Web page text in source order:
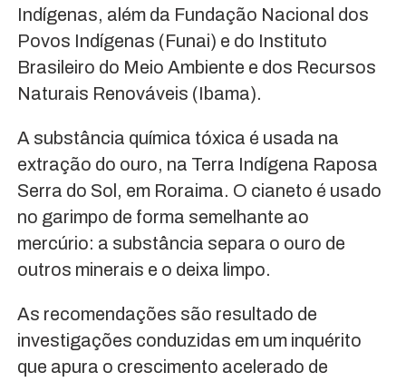
Indígenas, além da Fundação Nacional dos
Povos Indígenas (Funai) e do Instituto
Brasileiro do Meio Ambiente e dos Recursos
Naturais Renováveis (Ibama).
A substância química tóxica é usada na
extração do ouro, na Terra Indígena Raposa
Serra do Sol, em Roraima. O cianeto é usado
no garimpo de forma semelhante ao
mercúrio: a substância separa o ouro de
outros minerais e o deixa limpo.
As recomendações são resultado de
investigações conduzidas em um inquérito
que apura o crescimento acelerado de